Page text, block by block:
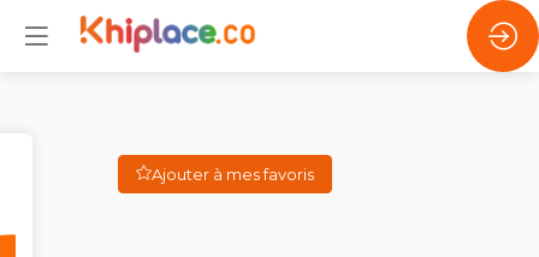
Ajouter à mes favoris